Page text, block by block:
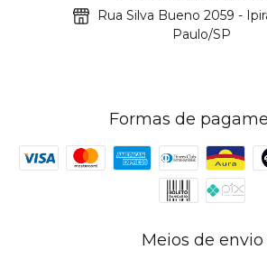
Rua Silva Bueno 2059 -
Paulo/SP
Formas de
Meios de envio